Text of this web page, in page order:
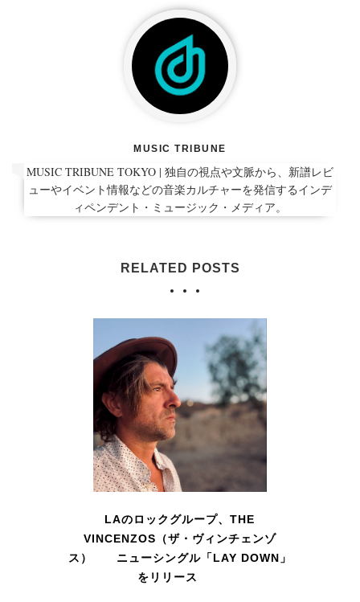
MUSIC TRIBUNE
MUSIC TRIBUNE TOKYO | 独自の視点や文脈から、新譜レビ
ューやイベント情報などの音楽カルチャーを発信するインデ
ィペンデント・ミュージック・メディア。
RELATED POSTS
LAのロックグループ、THE
VINCENZOS（ザ・ヴィンチェンゾ
ス） ニューシングル「LAY DOWN」
をリリース